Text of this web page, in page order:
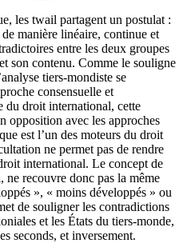
les twail partagent un postulat :
manière linéaire, continue et
entre les deux groupes
son contenu. Comme le souligne
tiers-mondiste se
consensuelle et
du droit international, cette
opposition avec les approches
est l’un des moteurs du droit
ne permet pas de rendre
international. Le concept de
recouvre donc pas la même
», « moins développés » ou
de souligner les contradictions
et les États du tiers-monde,
seconds, et inversement.